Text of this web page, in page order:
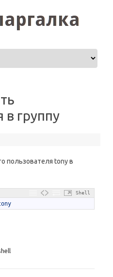
в группу
пользователя tony в
Shell